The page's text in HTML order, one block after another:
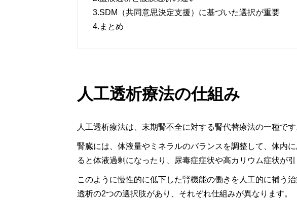
3.SDM（共同意思決定支援）に基づいた選択が重要
4. まとめ
人工透析療法の仕組み
人工透析療法は、末期腎不全に対する腎代替療法の一種です
腎臓には、体液量やミネラルのバランスを調整して、体内
ると体液過剰になったり、尿毒症症状や高カリウム症状が引
このように慢性的に低下した腎機能の働きを人工的に補う
透析の2つの選択肢があり、それぞれ仕組みが異なります。